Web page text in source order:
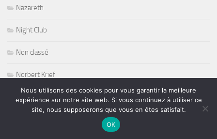
Nazareth
Night Club
Non classé
Norbert Krief
Nous Productions
Nous utilisons des cookies pour vous garantir la meilleure
expérience sur notre site web. Si vous continuez à utiliser ce
site, nous supposerons que vous en êtes satisfait.
OK